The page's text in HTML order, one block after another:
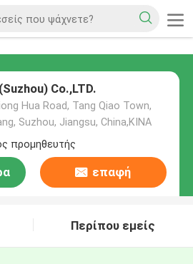
Co.,LTD.
Hua Road, Tang Qiao Town,
Suzhou, Jiangsu, China,ΚΙΝΑ
προμηθευτής
επαφή
Περίπου εμείς